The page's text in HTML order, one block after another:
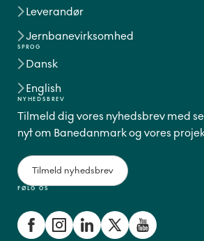
Leverandør
Jernbanevirksomhed
SPROG
Dansk
English
FØLG OS
NYHEDSBREV
Tilmeld dig vores nyhedsbrev med
nyt om Banedanmark og vores
Tilmeld nyhedsbrev